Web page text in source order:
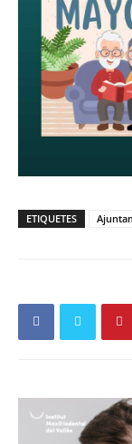
ETIQUETES